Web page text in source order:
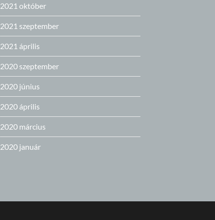
2021 október
2021 szeptember
2021 április
2020 szeptember
2020 június
2020 április
2020 március
2020 január